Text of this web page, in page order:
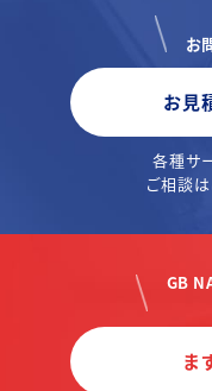
お
お見
各種サ
ご相談
GB
ま